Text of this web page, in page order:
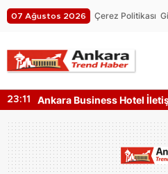
07 Ağustos 2026 Çerez Politikası
23:11
Ankara Business Hotel